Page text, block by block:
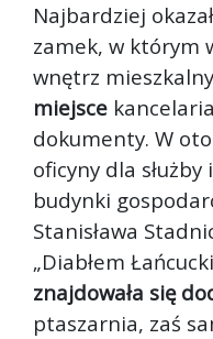
Najbardziej
zamek, w którym
wnętrz
miejsce
dokumenty. W
oficyny dla służby
budynki
Stanisława
„Diabłem
znajdowała się
ptaszarnia, zaś